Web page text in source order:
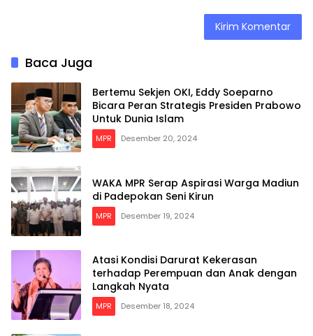
Baca Juga
Bertemu Sekjen OKI, Eddy Soeparno
Bicara Peran Strategis Presiden Prabowo
Untuk Dunia Islam
MPR Desember 20, 2024
WAKA MPR Serap Aspirasi Warga Madiun
di Padepokan Seni Kirun
MPR Desember 19, 2024
Atasi Kondisi Darurat Kekerasan
terhadap Perempuan dan Anak dengan
Langkah Nyata
MPR Desember 18, 2024